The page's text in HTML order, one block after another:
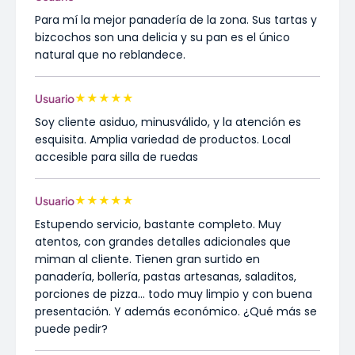
Para mí la mejor panadería de la zona. Sus tartas y
bizcochos son una delicia y su pan es el único
natural que no reblandece.
Usuario★★★★★
Soy cliente asiduo, minusválido, y la atención es
esquisita. Amplia variedad de productos. Local
accesible para silla de ruedas
Usuario★★★★★
Estupendo servicio, bastante completo. Muy
atentos, con grandes detalles adicionales que
miman al cliente. Tienen gran surtido en
panadería, bollería, pastas artesanas, saladitos,
porciones de pizza... todo muy limpio y con buena
presentación. Y además económico. ¿Qué más se
puede pedir?